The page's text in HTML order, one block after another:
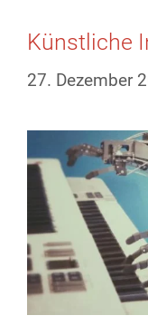
Künstliche
27. Dezember